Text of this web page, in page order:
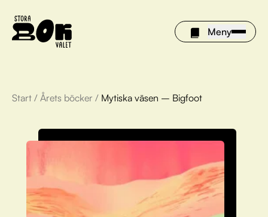
Meny
Årets böcker
Om Stora bokvalet
Olivia tipsar
Vinnare
Start / Årets böcker / Mytiska väsen – Bigfoot